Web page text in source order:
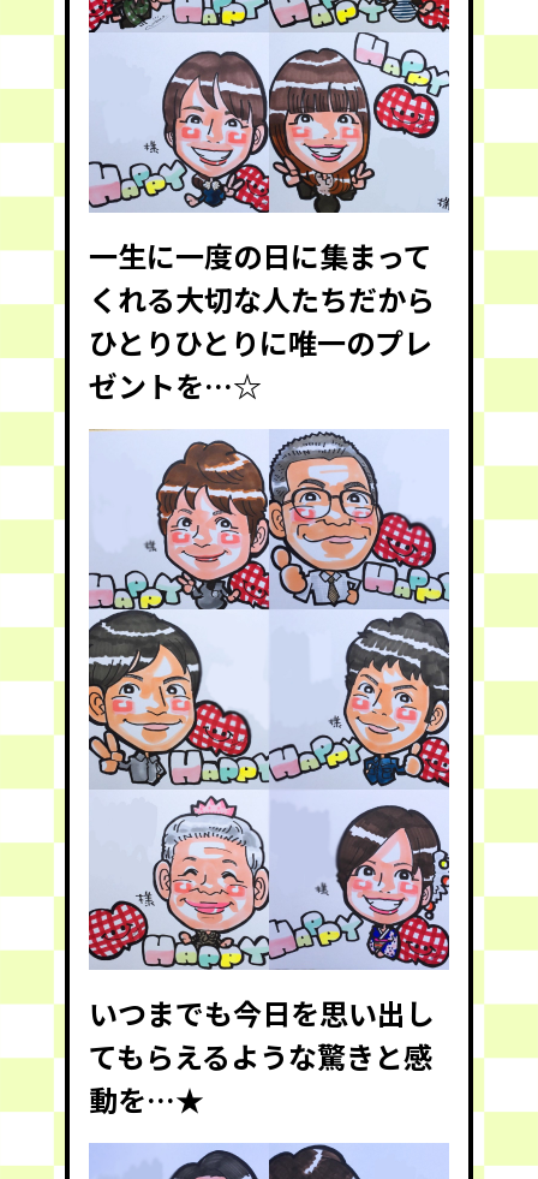
一生に一度の日に集まって
くれる大切な人たちだから
ひとりひとりに唯一のプレ
ゼントを…☆
いつまでも今日を思い出し
てもらえるような驚きと感
動を…★